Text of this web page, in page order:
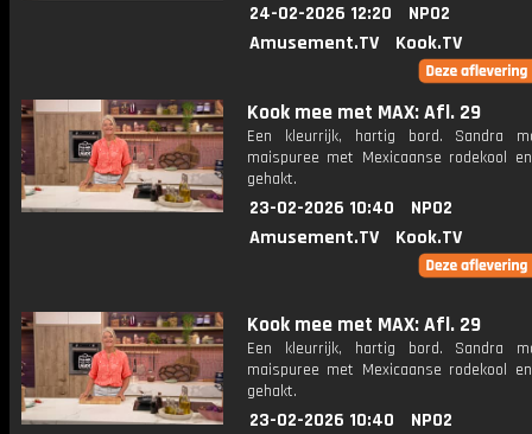
24-02-2026 12:20
NPO2
Amusement.TV
Kook.TV
Kook mee met MAX: Afl. 29
Een kleurrijk, hartig bord. Sandra
maispuree met Mexicaanse rodekool
gehakt.
23-02-2026 10:40
NPO2
Amusement.TV
Kook.TV
Kook mee met MAX: Afl. 29
Een kleurrijk, hartig bord. Sandra
maispuree met Mexicaanse rodekool
gehakt.
23-02-2026 10:40
NPO2